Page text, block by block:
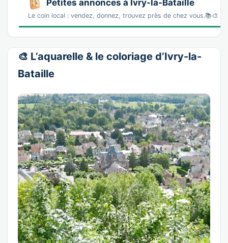
Petites annonces à Ivry-la-Bataille
Le coin local : vendez, donnez, trouvez près de chez vous.📚🎨
🎨 L’aquarelle & le coloriage d’Ivry-la-
Bataille